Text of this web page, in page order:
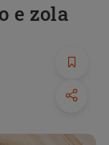
e zola